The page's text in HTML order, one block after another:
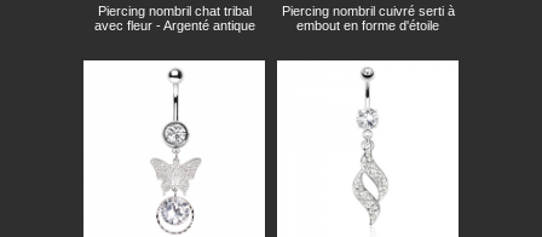
Piercing nombril chat tribal
avec fleur - Argenté antique
Piercing nombril cuivré serti à
embout en forme d'étoile